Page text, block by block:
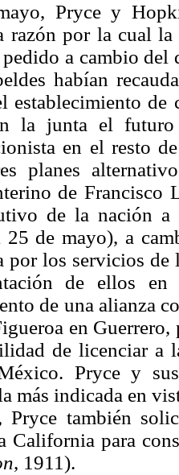
Pryce y
razón por la cual
pedido a cambio
habían
establecimiento de
la junta el
en el resto
planes
de Francisco
de la nación a
de mayo), a
por los servicios
de ellos
de una alianza
en
de licenciar a
Pryce y
más indicada en
Pryce también
California para
, 1911).